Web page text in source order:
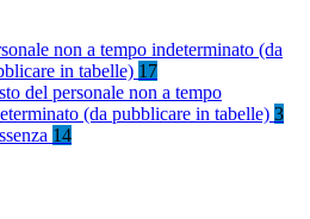
non a tempo indeterminato (da
in tabelle) 17
del personale non a tempo
(da pubblicare in tabelle) 3
14